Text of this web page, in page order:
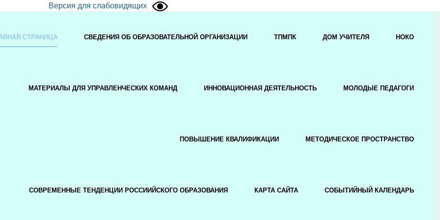
Версия для слабовидящих
СТРАНИЦА СВЕДЕНИЯ ОБ ОБРАЗОВАТЕЛЬНОЙ ОРГАНИЗАЦИИ ТПМПК ДОМ УЧИТЕЛЯ НОКО
МАТЕРИАЛЫ ДЛЯ УПРАВЛЕНЧЕСКИХ КОМАНД ИННОВАЦИОННАЯ ДЕЯТЕЛЬНОСТЬ МОЛОДЫЕ ПЕДАГОГИ
ПОВЫШЕНИЕ КВАЛИФИКАЦИИ МЕТОДИЧЕСКОЕ ПРОСТРАНСТВО
СОВРЕМЕННЫЕ ТЕНДЕНЦИИ РОССИИЙСКОГО ОБРАЗОВАНИЯ КАРТА САЙТА СОБЫТИЙНЫЙ КАЛЕНДАРЬ